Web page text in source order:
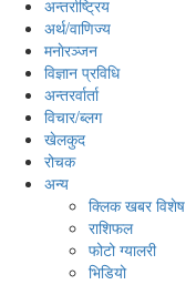
अन्तर्राष्ट्रिय
अर्थ/वाणिज्य
मनाेरञ्जन
विज्ञान प्रविधि
अन्तरर्वार्ता
विचार/ब्लग
खेलकुद
रोचक
अन्य
क्लिक खबर विशेष
राशिफल
फोटो ग्यालरी
भिडियो